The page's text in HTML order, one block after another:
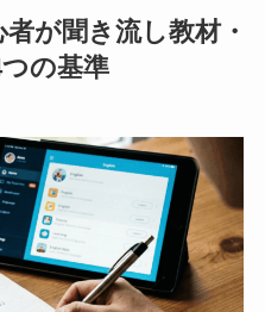
が聞き流し教材・
の基準